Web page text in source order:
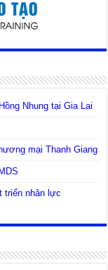
Nhung tại Gia Lai
mại Thanh Giang
triển nhân lực